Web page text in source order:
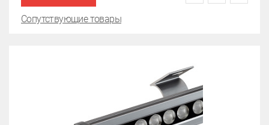
Сопутствующие товары